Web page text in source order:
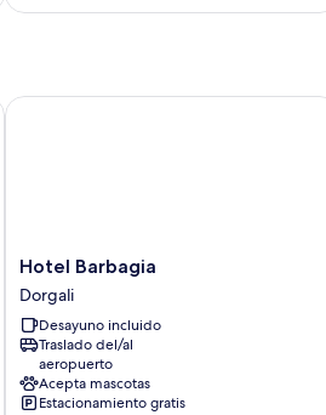
Hotel
Barbagia
Dorgali
Hotel Barbagia
Dorgali
Desayuno incluido
Traslado del/al
aeropuerto
Acepta mascotas
Estacionamiento gratis
Hotel Barbagia